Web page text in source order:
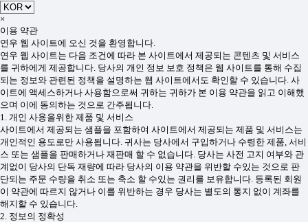
×
이용 약관
연우 웹 사이트에 오신 것을 환영합니다.
연우 웹 사이트는 다음 조건에 따라 본 사이트에서 제공되는 콘텐츠 및 서비스
를 귀하에게 제공합니다. 당사의 개인 정보 보호 정책은 웹 사이트를 통해 수집
되는 정보와 관련된 정책을 설명하는 웹 사이트에서도 확인할 수 있습니다. 사
이트에 액세스하거나 사용함으로써 귀하는 귀하가 본 이용 약관을 읽고 이해했
으며 이에 동의하는 것으로 간주됩니다.
1. 개인 사용을위한 제품 및 서비스
사이트에서 제공되는 샘플을 포함하여 사이트에서 제공되는 제품 및 서비스는
개인적인 용도로만 사용됩니다. 귀사는 당사에서 구입하거나 수령한 제품, 서비
스 또는 샘플을 판매하거나 재판매 할 수 없습니다. 당사는 사전 고지 여부와 관
계없이 당사의 단독 재량에 따라 당사의 이용 약관을 위반할 수있는 것으로 판
단되는 주문 수량을 취소 또는 축소 할 수있는 권리를 보유합니다. 등록된 회원
이 약관에 따르지 않거나 이를 위반하는 경우 당사는 별도의 통지 없이 계좌를
해지할 수 있습니다.
2. 정보의 정확성